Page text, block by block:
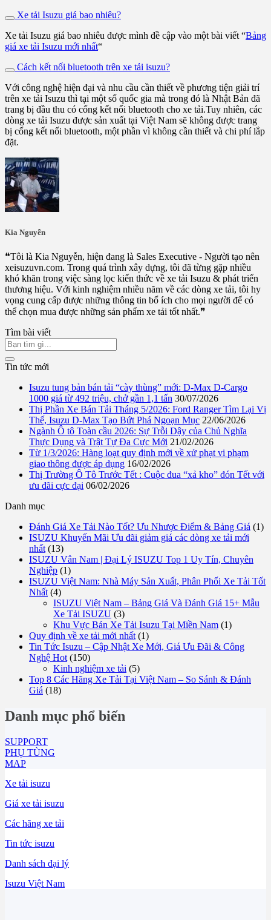
Xe tải Isuzu giá bao nhiêu?
Xe tải Isuzu giá bao nhiêu được mình đề cập vào một bài viết “Bảng
giá xe tải Isuzu mới nhất“
Cách kết nối bluetooth trên xe tải isuzu?
Với công nghệ hiện đại và nhu cầu cần thiết về phương tiện giải trí
trên xe tải Isuzu thì tại một số quốc gia mà trong đó là Nhật Bản đã
trang bị đầu thu có cổng kết nối bluetooth cho xe tải.Tuy nhiên, các
dòng xe tải Isuzu được sản xuất tại Việt Nam sẽ không được trang
bị cổng kết nối bluetooth, một phần vì không cần thiết và chi phí lắp
đặt.
Kia Nguyễn
❝Tôi là Kia Nguyễn, hiện đang là Sales Executive - Người tạo nên
xeisuzuvn.com. Trong quá trình xây dựng, tôi đã từng gặp nhiều
khó khăn trong việc sàng lọc kiến thức về xe tải Isuzu & phát triển
thương hiệu. Với kinh nghiệm nhiều năm về các dòng xe tải, tôi hy
vọng cung cấp được những thông tin bổ ích cho mọi người để có
thể chọn mua được những sản phẩm xe tải tốt nhất.❞
Tìm bài viết
Tin tức mới
Isuzu tung bản bán tải “cày thùng” mới: D-Max D-Cargo
1000 giá từ 492 triệu, chở gần 1,1 tấn 30/07/2026
Thị Phần Xe Bán Tải Tháng 5/2026: Ford Ranger Tìm Lại Vị
Thế, Isuzu D-Max Tạo Bứt Phá Ngoạn Mục 22/06/2026
Ngành Ô tô Toàn cầu 2026: Sự Trỗi Dậy của Chủ Nghĩa
Thực Dụng và Trật Tự Đa Cực Mới 21/02/2026
Từ 1/3/2026: Hàng loạt quy định mới về xử phạt vi phạm
giao thông được áp dụng 16/02/2026
Thị Trường Ô Tô Trước Tết : Cuộc đua “xả kho” đón Tết với
ưu đãi cực đại 06/02/2026
Danh mục
Đánh Giá Xe Tải Nào Tốt? Ưu Nhược Điểm & Bảng Giá (1)
ISUZU Khuyến Mãi Ưu đãi giảm giá các dòng xe tải mới
nhất (13)
ISUZU Vân Nam | Đại Lý ISUZU Top 1 Uy Tín, Chuyên
Nghiệp (1)
ISUZU Việt Nam: Nhà Máy Sản Xuất, Phân Phối Xe Tải Tốt
Nhất (4)
ISUZU Việt Nam – Bảng Giá Và Đánh Giá 15+ Mẫu
Xe Tải ISUZU (3)
Khu Vực Bán Xe Tải Isuzu Tại Miền Nam (1)
Quy định về xe tải mới nhất (1)
Tin Tức Isuzu – Cập Nhật Xe Mới, Giá Ưu Đãi & Công
Nghệ Hot (150)
Kinh nghiệm xe tải (5)
Top 8 Các Hãng Xe Tải Tại Việt Nam – So Sánh & Đánh
Giá (18)
Danh mục phổ biến
SUPPORT
PHỤ TÙNG
MAP
Xe tải isuzu
Giá xe tải isuzu
Các hãng xe tải
Tin tức isuzu
Danh sách đại lý
Isuzu Việt Nam